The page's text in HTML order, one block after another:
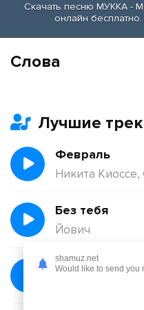
Скачать песню МУККА -
онлайн
Слова
Лучшие
Февраль
Никита
Без тебя
Йович
Балқадиша
shamuz.net
Would like to send you